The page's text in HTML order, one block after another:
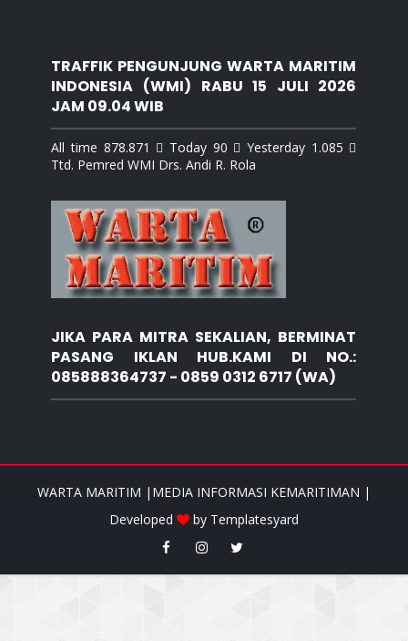
TRAFFIK PENGUNJUNG WARTA MARITIM
INDONESIA (WMI) RABU 15 JULI 2026
JAM 09.04 WIB
All time 878.871  Today 90  Yesterday 1.085 
Ttd. Pemred WMI Drs. Andi R. Rola
JIKA PARA MITRA SEKALIAN, BERMINAT
PASANG IKLAN HUB.KAMI DI NO.:
085888364737 - 0859 0312 6717 (WA)
WARTA MARITIM |MEDIA INFORMASI KEMARITIMAN |
Developed
by Templatesyard